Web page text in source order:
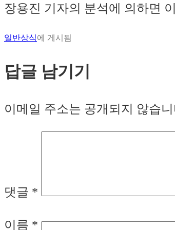
장용진 기자의 분석에 의하면
일반상식에 게시됨
답글 남기기
이메일 주소는 공개되지 않습
댓글 *
이름 *